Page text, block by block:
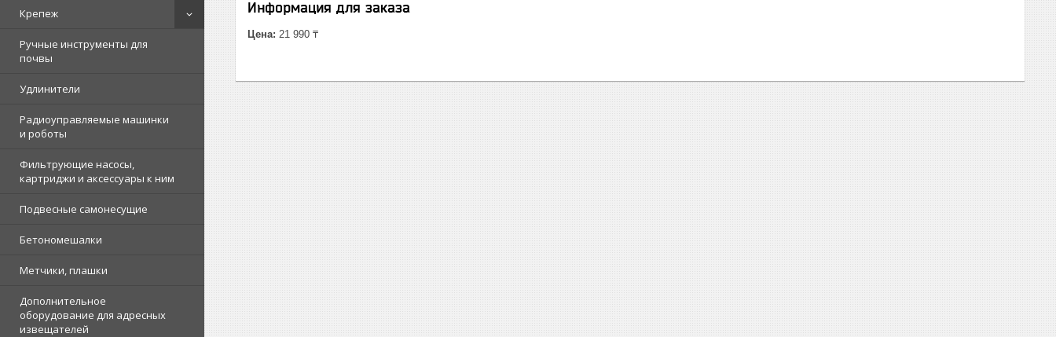
Крепеж
Ручные инструменты для
почвы
Удлинители
Радиоуправляемые машинки
и роботы
Фильтрующие насосы,
картриджи и аксессуары к ним
Подвесные самонесущие
Бетономешалки
Метчики, плашки
Дополнительное
оборудование для адресных
извещателей
Информация для заказа
Цена: 21 990 ₸